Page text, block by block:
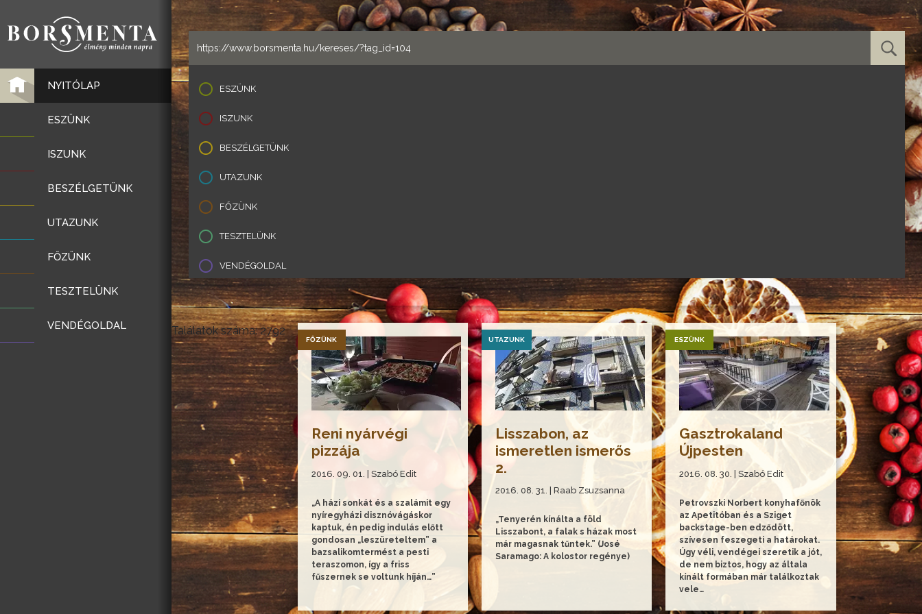
NYITÓLAP
ESZÜNK
ISZUNK
BESZÉLGETÜNK
UTAZUNK
FŐZÜNK
TESZTELÜNK
VENDÉGOLDAL
ESZÜNK
ISZUNK
BESZÉLGETÜNK
UTAZUNK
FŐZÜNK
TESZTELÜNK
VENDÉGOLDAL
Találatok száma: 2792
FŐZÜNK
Reni nyárvégi
pizzája
2016. 09. 01. | Szabó Edit
„A házi sonkát és a szalámit egy
nyíregyházi disznóvágáskor
kaptuk, én pedig indulás előtt
gondosan „leszüreteltem” a
bazsalikomtermést a pesti
teraszomon, így a friss
fűszernek se voltunk híján…”
UTAZUNK
Lisszabon, az
ismeretlen ismerős
2.
2016. 08. 31. | Raab Zsuzsanna
„Tenyerén kínálta a föld
Lisszabont, a falak s házak most
már magasnak tűntek.” (José
Saramago: A kolostor regénye)
ESZÜNK
Gasztrokaland
Újpesten
2016. 08. 30. | Szabó Edit
Petrovszki Norbert konyhafőnök
az Apetitóban és a Sziget
backstage-ben edződött,
szívesen feszegeti a határokat.
Úgy véli, vendégei szeretik a jót,
de nem biztos, hogy az általa
kínált formában már találkoztak
vele…